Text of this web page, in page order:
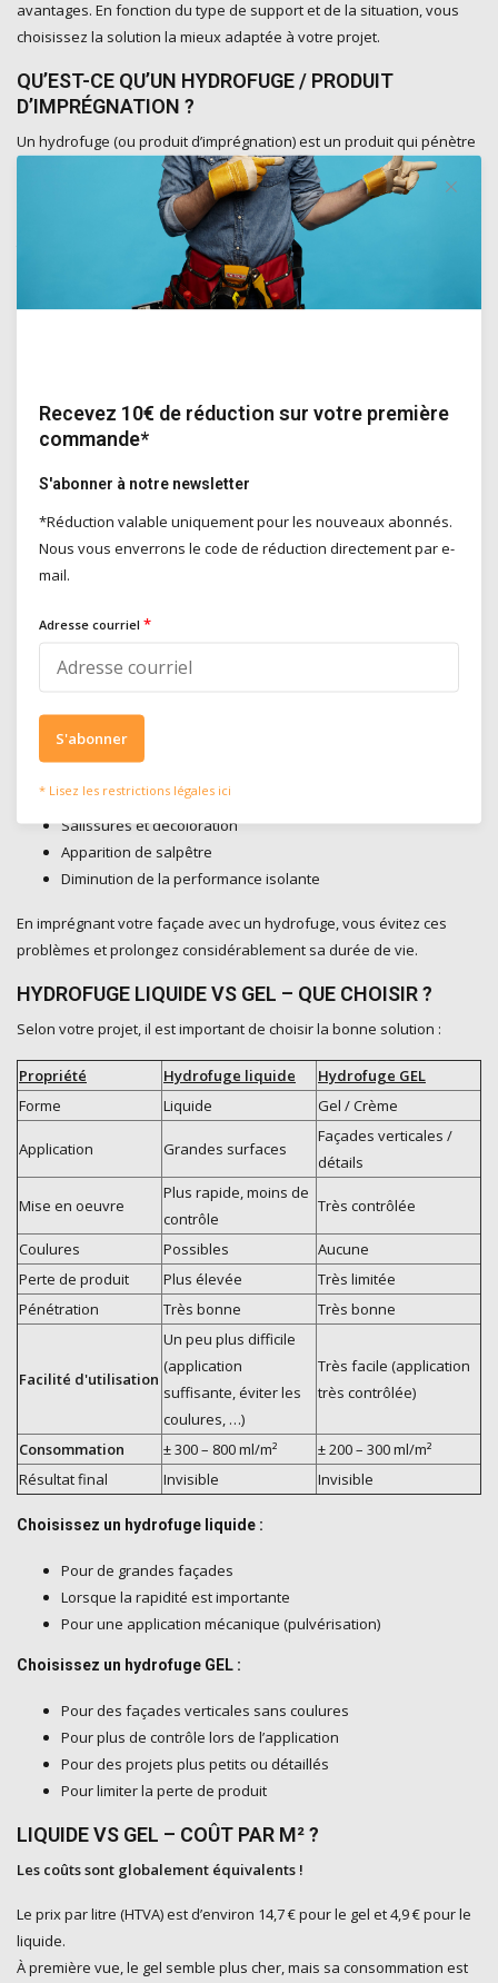
avantages. En fonction du type de support et de la situation, vous
choisissez la solution la mieux adaptée à votre projet.
QU’EST-CE QU’UN HYDROFUGE / PRODUIT
D’IMPRÉGNATION ?
Un hydrofuge (ou produit d’imprégnation) est un produit qui pénètre
profondément dans les matériaux de construction poreux et les
rend hydrofuges sans former de couche de surface.
Contrairement aux revêtements, la structure du support reste
totalement intacte. Le produit agit de l’intérieur et modifie le
comportement capillaire du matériau, empêchant l’absorption de
l’eau qui perle désormais à la surface.
aux parois des capillaires. Il en résulte un effet hydrophobe
Pas d’infiltration d’eau
Moins de dégâts dus au gel
Durée de vie prolongée de la façade
POURQUOI IMPRÉGNER SA FAÇADE ?
Formation de mousses et d’algues
Salissures et décoloration
Apparition de salpêtre
Diminution de la performance isolante
En imprégnant votre façade avec un hydrofuge, vous évitez ces
problèmes et prolongez considérablement sa durée de vie.
HYDROFUGE LIQUIDE VS GEL – QUE CHOISIR ?
Selon votre projet, il est important de choisir la bonne solution :
Propriété Hydrofuge liquide
Hydrofuge GEL
Forme
Liquide Gel / Crème
Application Grandes surfaces
Façades verticales /
détails
Mise en oeuvre
Plus rapide, moins de
contrôle
Très contrôlée
Coulures Possibles
Aucune
Perte de produit
Plus élevée
Très limitée
Pénétration
Très bonne Très bonne
Facilité d'utilisation
Un peu plus difficile
(application
suffisante, éviter les
coulures, …)
Très facile (application
très contrôlée)
Consommation ± 300 – 800 ml/m²
± 200 – 300 ml/m²
Résultat final
Invisible Invisible
Choisissez un hydrofuge liquide :
Pour de grandes façades
Lorsque la rapidité est importante
Pour une application mécanique (pulvérisation)
Choisissez un hydrofuge GEL :
Pour des façades verticales sans coulures
Pour plus de contrôle lors de l’application
Pour des projets plus petits ou détaillés
Pour limiter la perte de produit
LIQUIDE VS GEL – COÛT PAR M² ?
Les coûts sont globalement équivalents !
Le prix par litre (HTVA) est d’environ 14,7 € pour le gel et 4,9 € pour le
liquide.
À première vue, le gel semble plus cher, mais sa consommation est
Recevez 10€ de réduction sur votre première
commande*
S'abonner à notre newsletter
*Réduction valable uniquement pour les nouveaux abonnés.
Nous vous enverrons le code de réduction directement par e-
mail.
Adresse courriel *
S'abonner
* Lisez les restrictions légales ici